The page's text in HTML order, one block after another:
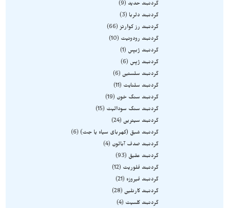
گردنبند حدید
9
گردنبند دلربا
3
گردنبند رز کوارتز 66
گردنبند رودونیت
10
گردنبند ژبپس
1
گردنبند ژپس
6
گردنبند سلستین 6
گردنبند سلنایت
11
گردنبند سنگ خون
19
گردنبند سنگ سودالیت
15
گردنبند سیترین 24
گردنبند شبق (کهربای سیاه یا جت) 6
گردنبند صدف آبالون
4
گردنبند عقیق
93
گردنبند فلوریت
12
گردنبند فیروزه
21
گردنبند کارنلین 28
گردنبند کلسیت
4